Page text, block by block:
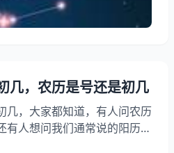
少
几，农历是号还是初几
几，大家都知道，有人问农历
有人想问我们通常说的阳历，
区分的？通常说的初几和几